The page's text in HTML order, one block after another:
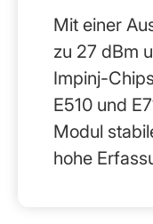
Mit einer
zu 27 dBm
Impinj-
E510 und
Modul
hohe